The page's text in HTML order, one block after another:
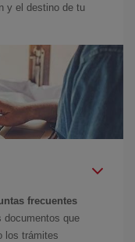
y el destino de tu
frecuentes
documentos que
los trámites